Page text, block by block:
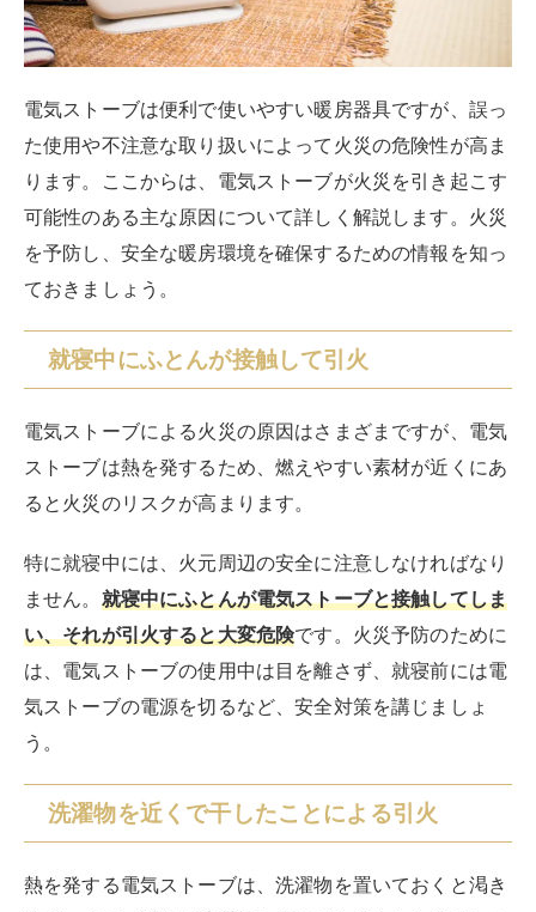
電気ストーブは便利で使いやすい暖房器具ですが、誤っ
た使用や不注意な取り扱いによって火災の危険性が高ま
ります。ここからは、電気ストーブが火災を引き起こす
可能性のある主な原因について詳しく解説します。火災
を予防し、安全な暖房環境を確保するための情報を知っ
ておきましょう。
就寝中にふとんが接触して引火
電気ストーブによる火災の原因はさまざまですが、電気
ストーブは熱を発するため、燃えやすい素材が近くにあ
ると火災のリスクが高まります。
特に就寝中には、火元周辺の安全に注意しなければなり
ません。 就寝中にふとんが電気ストーブと接触してしま
い、それが引火すると大変危険です。火災予防のために
は、電気ストーブの使用中は目を離さず、就寝前には電
気ストーブの電源を切るなど、安全対策を講じましょ
う。
洗濯物を近くで干したことによる引火
熱を発する電気ストーブは、洗濯物を置いておくと渇き